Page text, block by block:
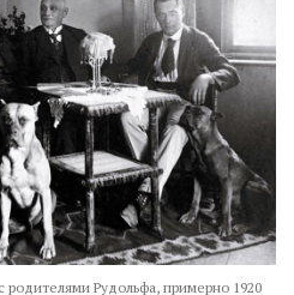
Рудольфа, примерно 1920